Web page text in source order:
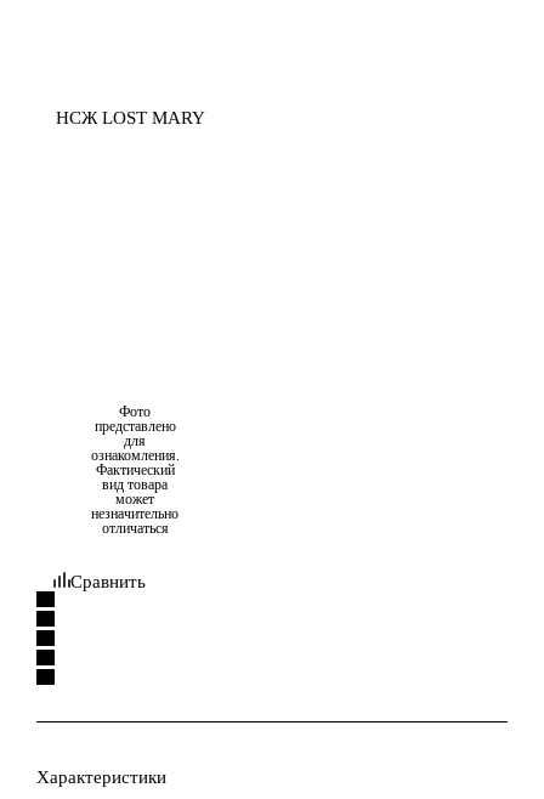
Фото
представлено
для
ознакомления.
Фактический
вид товара
может
незначительно
отличаться
Сравнить
Характеристики